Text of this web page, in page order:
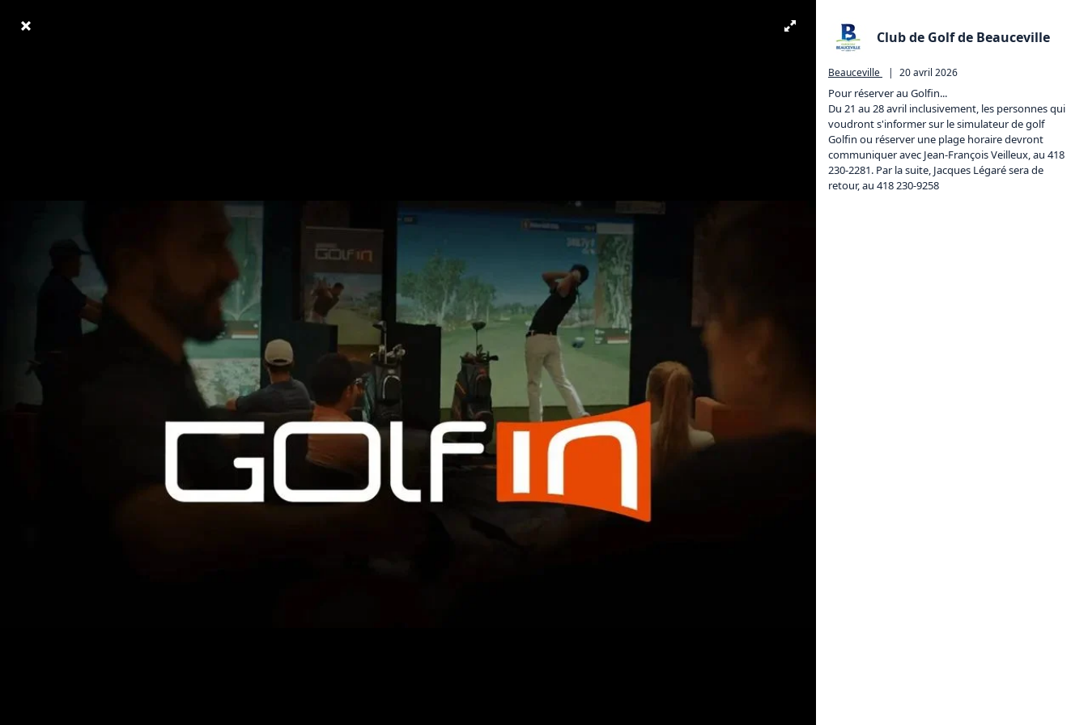
Club de Golf de Beauceville
Beauceville | 20 avril 2026
Pour réserver au Golfin...
Du 21 au 28 avril inclusivement, les personnes qui
voudront s'informer sur le simulateur de golf
Golfin ou réserver une plage horaire devront
communiquer avec Jean-François Veilleux, au 418
230-2281. Par la suite, Jacques Légaré sera de
retour, au 418 230-9258